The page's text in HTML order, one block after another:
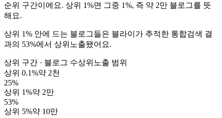
순위 구간이에요. 상위 1%면 그중 1%, 즉 약 2만 블로그를 뜻
해요.
상위 1% 안에 드는 블로그들은 블라이가 추적한 통합검색 결
과의 53%에서 상위노출됐어요.
상위 구간 · 블로그 수상위노출 범위
상위 0.1%약 2천
25%
상위 1%약 2만
53%
상위 5%약 10만